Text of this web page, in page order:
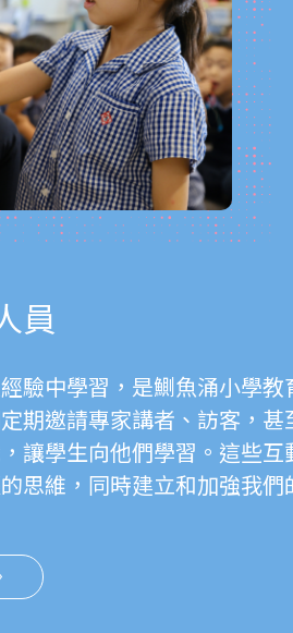
員
驗中學習，是鰂魚涌小學教
期邀請專家講者、訪客，甚
讓學生向他們學習。這些互
思維，同時建立和加強我們